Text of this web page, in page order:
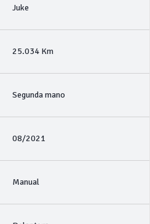
Juke
25.034 Km
Segunda mano
08/2021
Manual